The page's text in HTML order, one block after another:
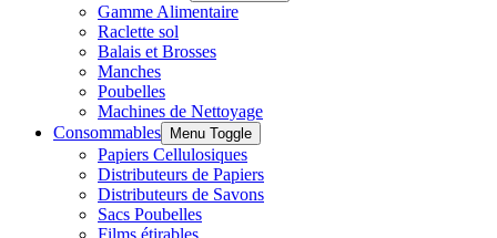
Gamme Alimentaire
Raclette sol
Balais et Brosses
Manches
Poubelles
Machines de Nettoyage
Consommables
Menu Toggle
Papiers Cellulosiques
Distributeurs de Papiers
Distributeurs de Savons
Sacs Poubelles
Films étirables